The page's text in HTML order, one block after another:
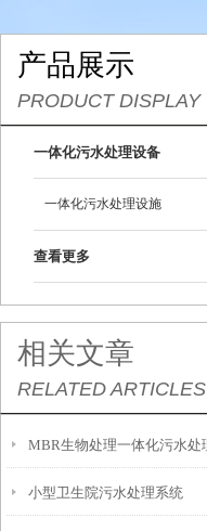
产品展示
PRODUCT DISPLAY
一体化污水处理设备
一体化污水处理设施
查看更多
相关文章
RELATED ARTICLES
MBR生物处理一体化污水处
小型卫生院污水处理系统